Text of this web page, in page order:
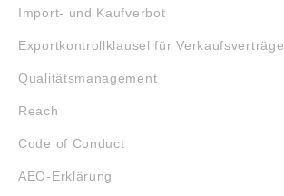
Import- und Kaufverbot
Exportkontrollklausel für Verkaufsverträge
Qualitätsmanagement
Reach
Code of Conduct
AEO-Erklärung